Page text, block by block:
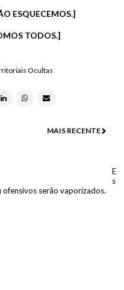
ESQUECEMOS.]
TODOS.]
Ocultas
MAIS RECENTE
E
s
serão vaporizados.